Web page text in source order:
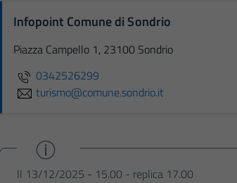
Infopoint Comune di Sondrio
Piazza Campello 1, 23100 Sondrio
0342526299
turismo@comune.sondrio.it
Il 13/12/2025 - 15.00 - replica 17.00